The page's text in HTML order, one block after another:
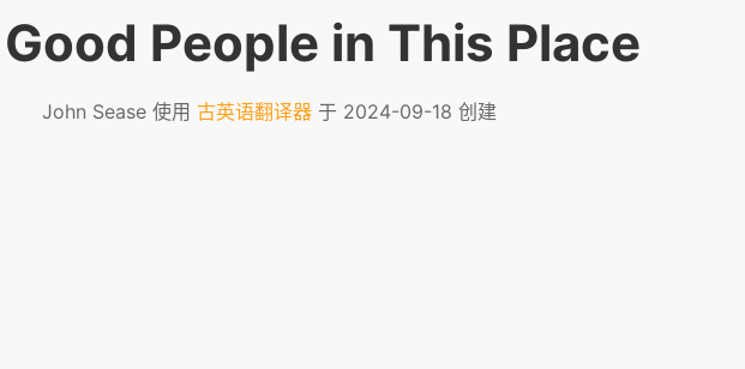
People in This Place
John Sease 使用 古英语翻译器于 2024-09-18 创建